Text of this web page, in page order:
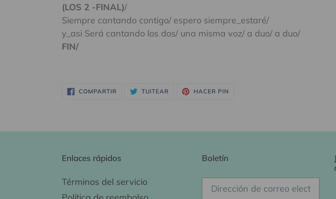
(LOS 2 -FINAL)/
Siempre cantando contigo/ espero siempre_estaré/
y_asi Será cantando los dos/ una misma voz/ a duo/ a duo/
FIN/
COMPARTIRCOMPARTIR
EN
TUITEAR TUITEARHACER PIN
Enlaces rápidos
Términos del servicio
Boletín